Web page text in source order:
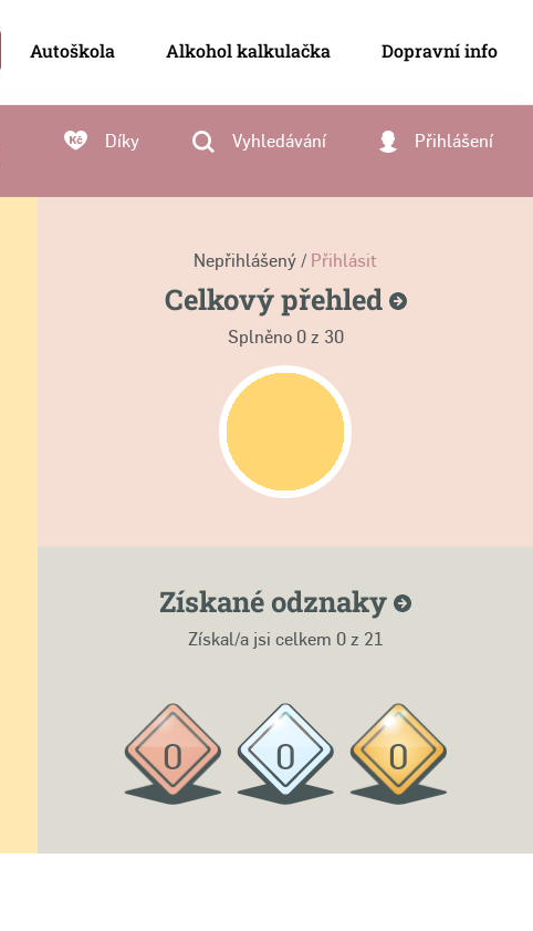
Autoškola Alkohol kalkulačka Dopravní info
Díky Vyhledávání Přihlášení
Nepřihlášený / Přihlásit
Celkovýpřehled
Splněno 0z 30
Získané odznaky
Získal/a jsi celkem 0z 21
0 0 0